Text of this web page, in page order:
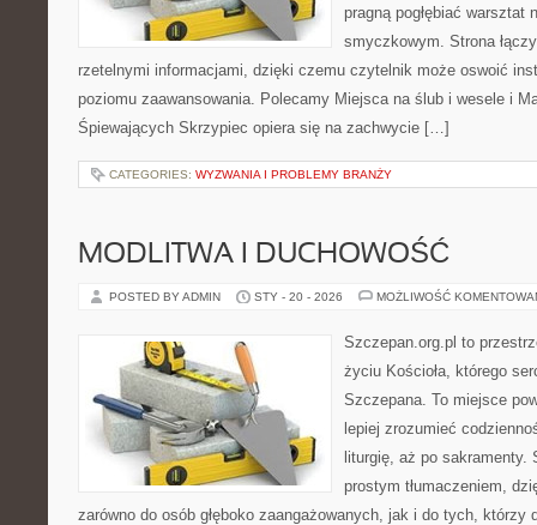
pragną pogłębiać warsztat
smyczkowym. Strona
rzetelnymi informacjami, dzięki czemu czytelnik może oswoić
poziomu zaawansowania. Polecamy Miejsca na ślub i wesele i
Śpiewających Skrzypiec opiera się na zachwycie […]
CATEGORIES: WYZWANIA I PROBLEMY BRANŻY
MODLITWA I DUCHOWOŚĆ
POSTED BY ADMIN STY - 20 - 2026 MOŻLIWOŚĆ
Szczepan.org.pl to
życiu Kościoła, którego
Szczepana. To miejsce
lepiej zrozumieć
liturgię, aż po sakramenty.
prostym tłumaczeniem,
zarówno do osób głęboko zaangażowanych, jak i do tych, którzy